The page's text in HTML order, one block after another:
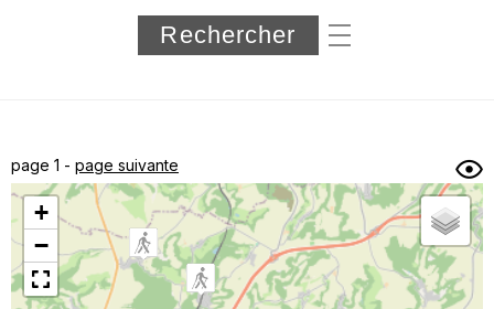
Département
Longueur min/max
sous-dossiers
Trier par
Horodatage Photos
page 1 - page suivante
+
−